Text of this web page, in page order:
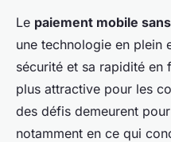
Le paiement mobile
une technologie en plein
sécurité et sa rapidité en
plus attractive pour les
des défis demeurent
notamment en ce qui